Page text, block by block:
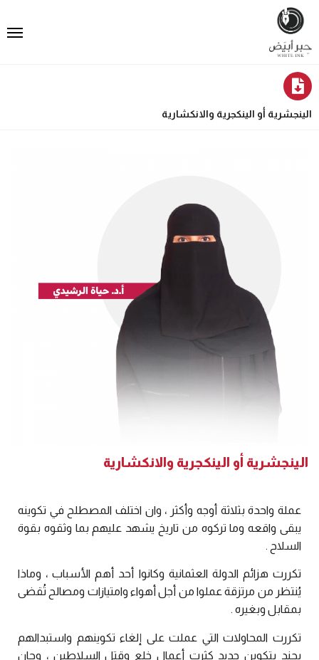
الينجشرية أو الينكجرية والانكشارية
الينجشرية أو الينكجرية والانكشارية
عملة واحدة بثلاثة أوجه وأكثر ، وان اختلف المصطلح في تكوينه
يبقى واقعه وما تركوه من تاريخ يشهد عليهم بما وثقوه بقوة
السلاح .
تكررت هزائم الدولة العثمانية وكانوا أحد أهم الأسباب ، وماذا
يُنتظر من مرتزقة عملوا من أجل أهواء وامتيازات ومصالح تُقضى
بمقابل وبغيره .
تكررت المحاولات التي عملت على إلغاء تكوينهم واستبدالهم
بجند بتكوين جديد كثرت أعمال خلعِ وقتل السلاطين ، وحان